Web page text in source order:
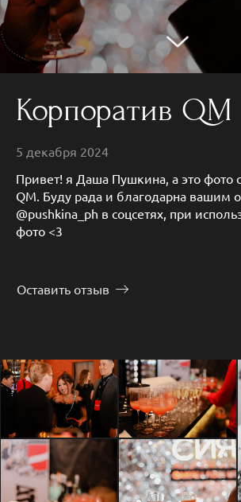
Корпоратив QM
5 декабря 2024
Привет! я Даша Пушкина, а это фото
QM. Буду рада и благодарна вашим
@pushkina_ph в соцсетях, при
фото <3
Оставить отзыв